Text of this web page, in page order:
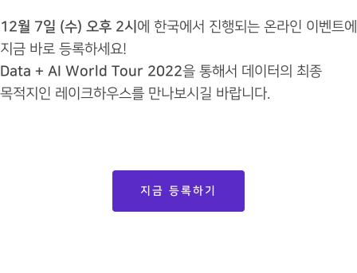
12월 7일 (수) 오후 2시 에 한국에서 진행되는 온라인 이벤트에
지금 바로 등록하세요!
Data + AI World Tour 2022을 통해서 데이터의 최종
목적지인 레이크하우스를 만나보시길 바랍니다.
지금 등록하기